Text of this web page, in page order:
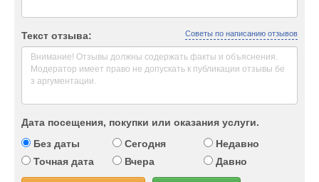
Текст отзыва: Советы по написанию отзывов
Дата посещения, покупки или оказания услуги.
Без даты
Сегодня
Недавно
Точная дата
Вчера Давно